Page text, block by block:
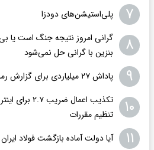
۷ پلی‌استیشن‌های دودزا
۸
گرانی امروز نتیجه جنگ است یا
بنزین با گرانی حل نمی‌شود
۹ پاداش ۲۷ میلیاردی برای گزارش رمزارز غیرمجاز
۱۰
تکذیب اعمال
تنظیم مقررات
۱۱ آیا دولت آماده بازگشت فولاد